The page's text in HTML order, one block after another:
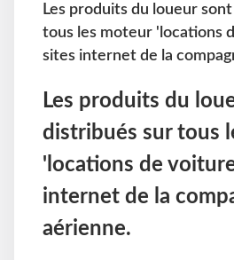
Les produits du loueur
tous les moteur 'locations
sites internet de la
Les produits du
distribués sur tous
'locations de
internet de la
aérienne.